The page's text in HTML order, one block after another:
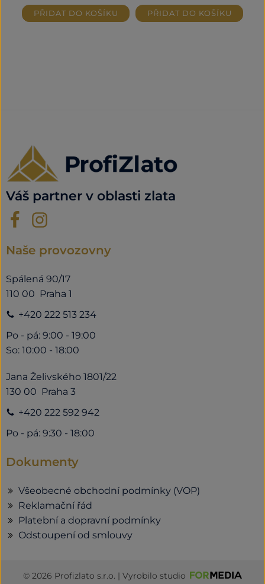
PŘIDAT DO KOŠÍKU PŘIDAT DO KOŠÍKU
Váš partner v oblasti zlata
Naše provozovny
Spálená 90/17
110 00 Praha 1
+420 222 513 234
Po - pá: 9:00 - 19:00
So: 10:00 - 18:00
Jana Želivského 1801/22
130 00 Praha 3
+420 222 592 942
Po - pá: 9:30 - 18:00
Dokumenty
Všeobecné obchodní podmínky (VOP)
Reklamační řád
Platební a dopravní podmínky
Odstoupení od smlouvy
© 2026 Profizlato s.r.o. | Vyrobilo studio